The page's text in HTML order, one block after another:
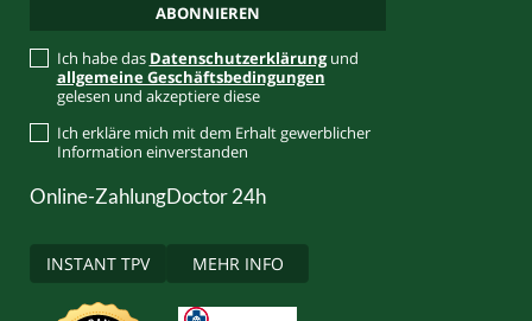
Ich habe das Datenschutzerklärungund
allgemeine Geschäftsbedingungen
gelesen und akzeptiere diese
Ich erkläre mich mit dem Erhalt gewerblicher
Information einverstanden
Online-Zahlung
INSTANT TPV
Doctor 24h
MEHR INFO